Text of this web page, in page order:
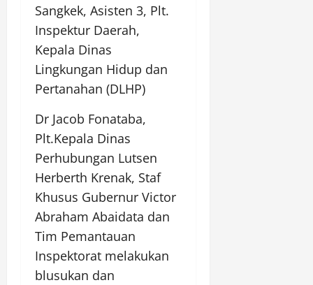
Sangkek, Asisten 3, Plt.
Inspektur Daerah,
Kepala Dinas
Lingkungan Hidup dan
Pertanahan (DLHP)
Dr Jacob Fonataba,
Plt.Kepala Dinas
Perhubungan Lutsen
Herberth Krenak, Staf
Khusus Gubernur Victor
Abraham Abaidata dan
Tim Pemantauan
Inspektorat melakukan
blusukan dan